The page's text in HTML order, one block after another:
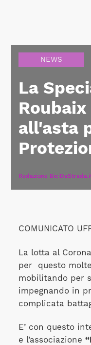
NEWS
La
all'asta
Redazione
COMUNICATO
La lotta al
per
questo
mobilitando per
impegnando in
complicata
E’ con questo
e l’associazione